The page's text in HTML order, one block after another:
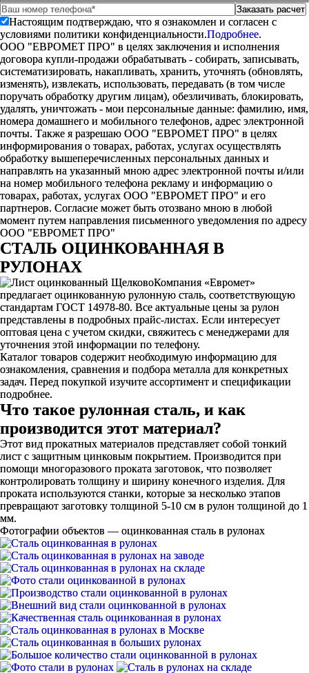
Настоящим подтверждаю, что я ознакомлен и согласен с
условиями политики конфиденциальности.Подробнее.
ООО "ЕВРОМЕТ ПРО" в целях заключения и исполнения
договора купли-продажи обрабатывать - собирать, записывать,
систематизировать, накапливать, хранить, уточнять (обновлять,
изменять), извлекать, использовать, передавать (в том числе
поручать обработку другим лицам), обезличивать, блокировать,
удалять, уничтожать - мои персональные данные: фамилию, имя,
номера домашнего и мобильного телефонов, адрес электронной
почты. Также я разрешаю ООО "ЕВРОМЕТ ПРО" в целях
информирования о товарах, работах, услугах осуществлять
обработку вышеперечисленных персональных данных и
направлять на указанный мною адрес электронной почты и/или
на номер мобильного телефона рекламу и информацию о
товарах, работах, услугах ООО "ЕВРОМЕТ ПРО" и его
партнеров. Согласие может быть отозвано мною в любой
момент путем направления письменного уведомления по адресу
ООО "ЕВРОМЕТ ПРО"
CТАЛЬ ОЦИНКОВАННАЯ В
РУЛОНАХ
Компания «Евромет»
предлагает оцинкованную рулонную сталь, соответствующую
стандартам ГОСТ 14978-80. Все актуальные цены за рулон
представлены в подробных прайс-листах. Если интересует
оптовая цена с учетом скидки, свяжитесь с менеджерами для
уточнения этой информации по телефону.
Каталог товаров содержит необходимую информацию для
ознакомления, сравнения и подбора металла для конкретных
задач. Перед покупкой изучите ассортимент и спецификации
подробнее.
Что такое рулонная сталь, и как
производится этот материал?
Этот вид прокатных материалов представляет собой тонкий
лист с защитным цинковым покрытием. Производится при
помощи многоразового проката заготовок, что позволяет
контролировать толщину и ширину конечного изделия. Для
проката используются станки, которые за несколько этапов
превращают заготовку толщиной 5-10 см в рулон толщиной до 1
мм.
Фотографии объектов — оцинкованная сталь в рулонах